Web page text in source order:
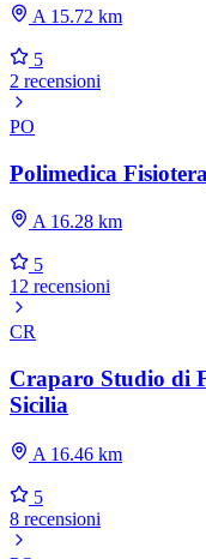
A 15.72 km
5
2 recensioni
PO
Polimedica
A 16.28 km
5
12 recensioni
CR
Craparo Studio di
Sicilia
A 16.46 km
5
8 recensioni